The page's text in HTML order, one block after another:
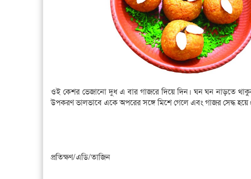
ওই কেশর ভেজানো দুধ এ বার গাজরে দিয়ে দিন। ঘন ঘন নাড়তে
উপকরণ ভালভাবে একে অপরের সঙ্গে মিশে গেলে এবং গাজর সেদ্ধ হয়ে
প্রতিক্ষণ/এডি/তাজিন